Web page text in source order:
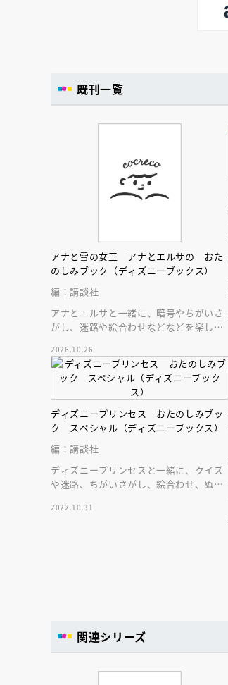
既刊一覧
アナと雪の女王 アナとエルサの おた
のしみブック（ディズニーブックス）
編：講談社
アナとエルサと一緒に、暗号やちがいさ
がし、迷路や絵合わせなどなどを楽しも
2026.10.26
ディズニープリンセス おたのしみブッ
ク スペシャル（ディズニーブックス）
編：講談社
ディズニープリンセスと一緒に、クイズ
や迷路、ちがいさがし、絵合わせ、ぬり
おうち遊びにも♪
2022.10.31
関連シリーズ